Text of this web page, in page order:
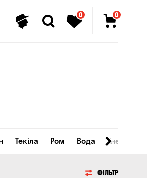
0 0
Текіла Ром Вода
ФІЛЬТР